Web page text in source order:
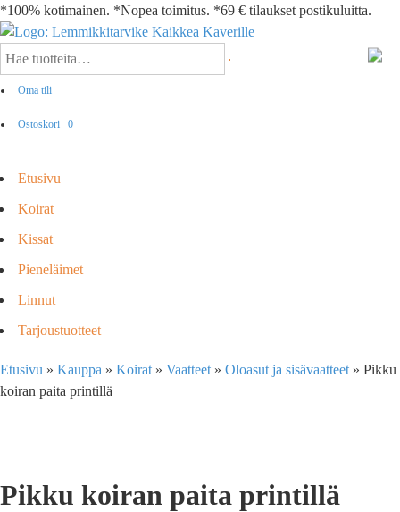
*100% kotimainen. *Nopea toimitus. *69 € tilaukset postikuluitta.
Oma tili
Ostoskori 0
Etusivu
Koirat
Kissat
Pieneläimet
Linnut
Tarjoustuotteet
Etusivu » Kauppa » Koirat » Vaatteet » Oloasut ja sisävaatteet » Pikku
koiran paita printillä
Pikku koiran paita printillä